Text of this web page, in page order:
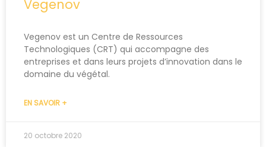
Vegenov
Vegenov est un Centre de Ressources
Technologiques (CRT) qui accompagne des
entreprises et dans leurs projets d’innovation dans le
domaine du végétal.
EN SAVOIR +
20 octobre 2020